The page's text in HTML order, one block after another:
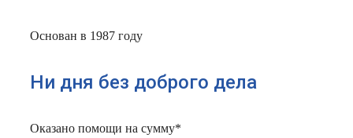
Основан в 1987 году
Ни дня без доброго дела
Оказано помощи на сумму*